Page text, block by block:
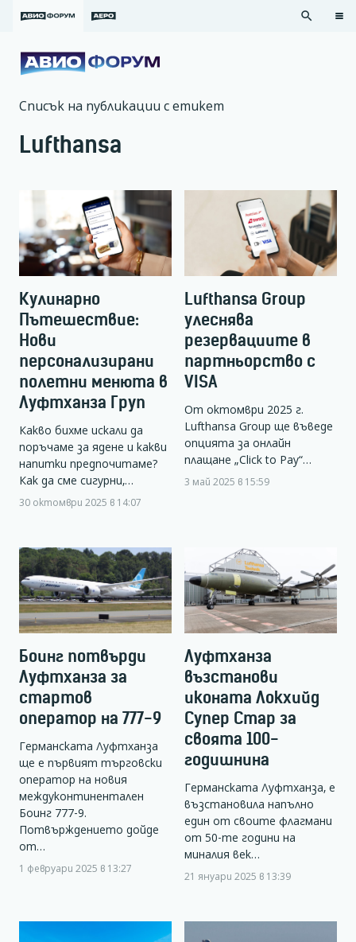
search
Списък на публикации с етикет
Lufthansa
Кулинарно
Пътешествие:
Нови
персонализирани
полетни менюта в
Луфтханза Груп
Какво бихме искали да
поръчаме за ядене и какви
напитки предпочитаме?
Как да сме сигурни,…
30 октомври 2025 в 14:07
Lufthansa Group
улеснява
резервациите в
партньорство с
VISA
От октомври 2025 г.
Lufthansa Group ще въведе
опцията за онлайн
плащане „Click to Pay“…
3 май 2025 в 15:59
Боинг потвърди
Луфтханза за
стартов
оператор на 777-9
Германската Луфтханза
ще е първият търговски
оператор на новия
междуконтинентален
Боинг 777-9.
Потвърждението дойде
от…
1 февруари 2025 в 13:27
Луфтханза
възстанови
иконата Локхийд
Супер Стар за
своята 100-
годишнина
Германската Луфтханза, е
възстановила напълно
един от своите флагмани
от 50-те години на
миналия век…
21 януари 2025 в 13:39